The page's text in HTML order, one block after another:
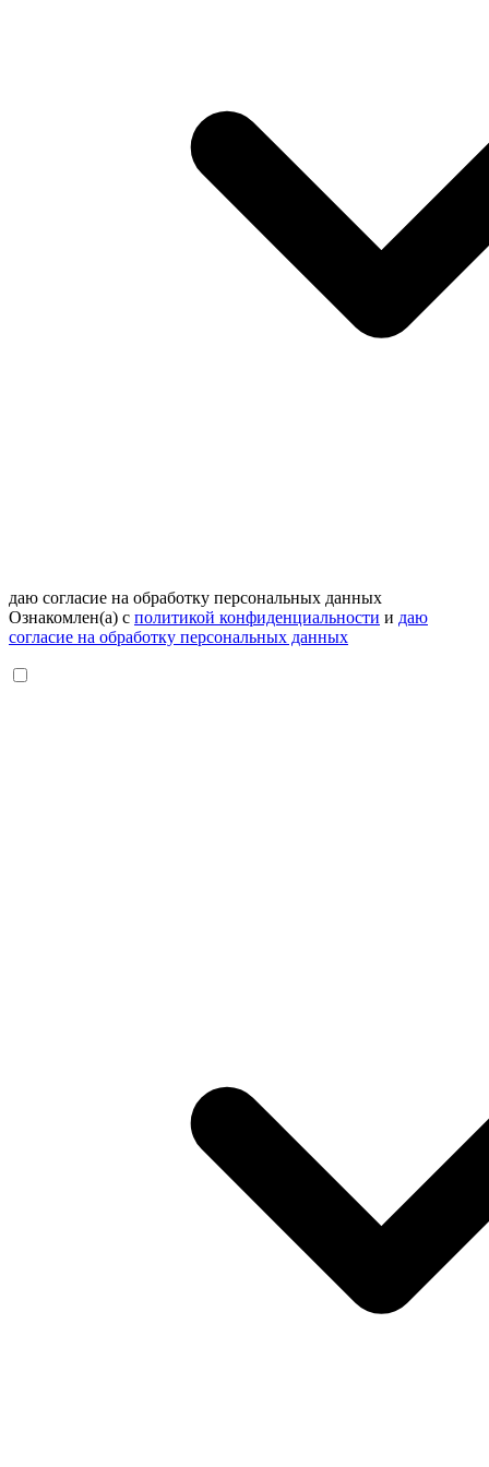
даю согласие на обработку персональных данных
Ознакомлен(а) с политикой конфиденциальности и даю
согласие на обработку персональных данных